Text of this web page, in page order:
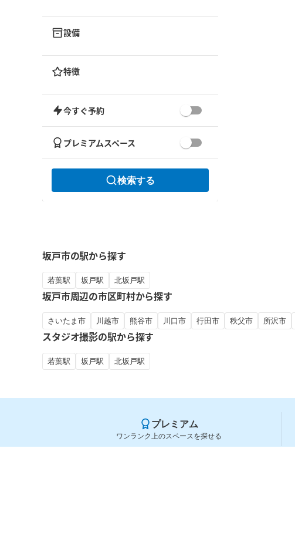
設備
特徴
今すぐ予約
プレミアムスペース
検索する
坂戸市の駅から探す
若葉駅 坂戸駅 北坂戸駅
坂戸市周辺の市区町村から探す
さいたま市 川越市 熊谷市 川口市 行田市 秩父市 所沢市
スタジオ撮影の駅から探す
若葉駅 坂戸駅 北坂戸駅
プレミアム
ワンランク上のスペースを探せる